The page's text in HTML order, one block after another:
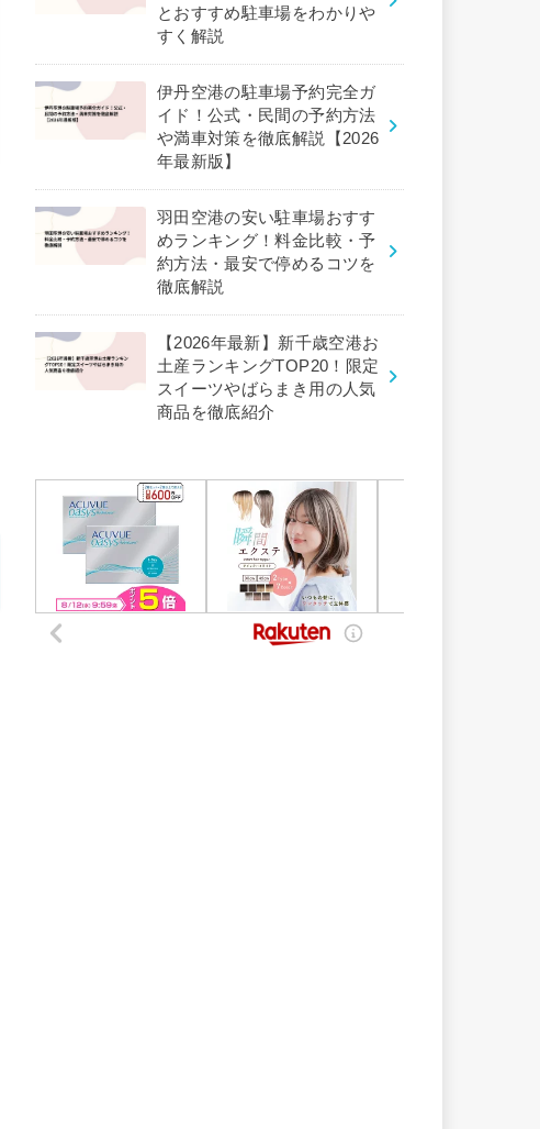
とおすすめ駐車場をわかりや
すく解説
伊丹空港の駐車場予約完全ガ
イド！公式・民間の予約方法
や満車対策を徹底解説【2026
年最新版】
羽田空港の安い駐車場おすす
めランキング！料金比較・予
約方法・最安で停めるコツを
徹底解説
【2026年最新】新千歳空港お
土産ランキングTOP20！限定
スイーツやばらまき用の人気
商品を徹底紹介